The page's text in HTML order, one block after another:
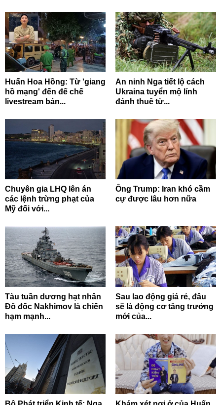
Huấn Hoa Hồng: Từ 'giang
hồ mạng' đến đế chế
livestream bán...
An ninh Nga tiết lộ cách
Ukraina tuyển mộ lính
đánh thuê từ...
Chuyên gia LHQ lên án
các lệnh trừng phạt của
Mỹ đối với...
Ông Trump: Iran khó cầm
cự được lâu hơn nữa
Tàu tuần dương hạt nhân
Đô đốc Nakhimov là chiến
hạm mạnh...
Sau lao động giá rẻ, đâu
sẽ là động cơ tăng trưởng
mới của...